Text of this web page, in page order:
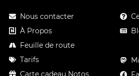
Nous contacter
À Propos
Feuille de route
Tarifs
Carte cadeau Notos